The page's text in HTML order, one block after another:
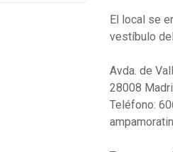
El local se
vestíbulo
Avda. de
28008
Teléfono: